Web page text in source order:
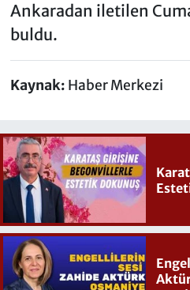
Ankaradan iletilen
buldu.
Kaynak: Haber Merkezi